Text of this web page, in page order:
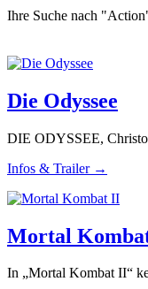
Ihre Suche nach
Die Odyssee
DIE ODYSSEE,
Infos & Trailer →
Mortal
In „Mortal Kombat II“